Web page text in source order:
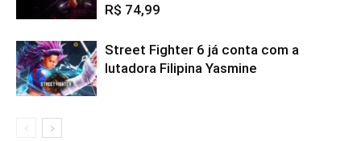
R$ 74,99
Street Fighter 6 já conta com a
lutadora Filipina Yasmine